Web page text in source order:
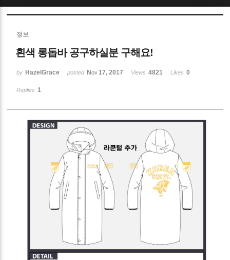
정보
흰색 롱돕바 공구하실분 구해요!
by HazelGrace posted Nov 17, 2017 Views 4821 Likes 0
Replies 1
Sketchbook5, 스케치북5
Sketchbook5, 스케치북5